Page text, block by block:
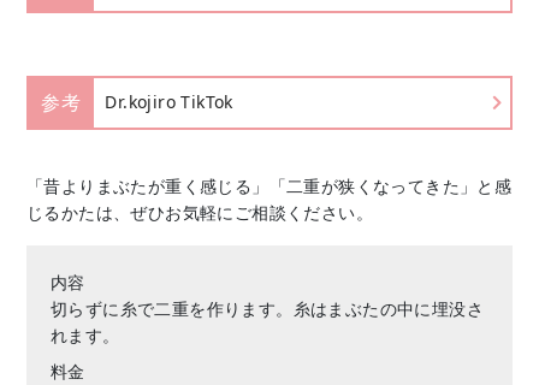
参考 Dr.kojiro TikTok
「昔よりまぶたが重く感じる」「二重が狭くなってきた」と感
じるかたは、ぜひお気軽にご相談ください。
内容
切らずに糸で二重を作ります。糸はまぶたの中に埋没さ
れます。
料金